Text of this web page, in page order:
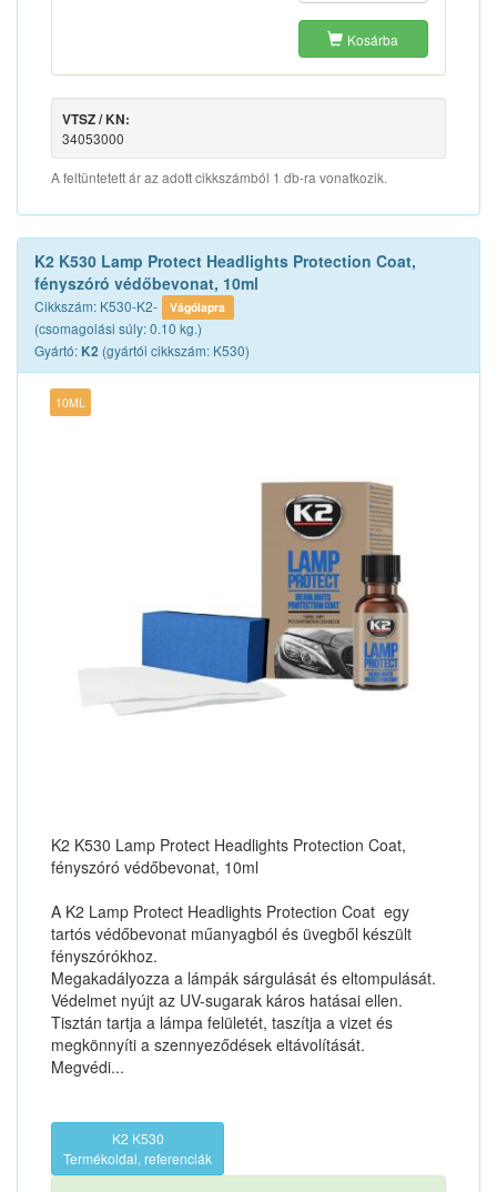
Kosárba
VTSZ / KN:
34053000
A feltüntetett ár az adott cikkszámból 1 db-ra vonatkozik.
K2 K530 Lamp Protect Headlights Protection Coat,
fényszóró védőbevonat, 10ml
Cikkszám: K530-K2- Vágólapra
(csomagolási súly: 0.10 kg.)
Gyártó: K2 (gyártói cikkszám: K530)
10ML
K2 K530 Lamp Protect Headlights Protection Coat,
fényszóró védőbevonat, 10ml
A K2 Lamp Protect Headlights Protection Coat egy
tartós védőbevonat műanyagból és üvegből készült
fényszórókhoz.
Megakadályozza a lámpák sárgulását és eltompulását.
Védelmet nyújt az UV-sugarak káros hatásai ellen.
Tisztán tartja a lámpa felületét, taszítja a vizet és
megkönnyíti a szennyeződések eltávolítását.
Megvédi...
K2 K530
Termékoldal, referenciák